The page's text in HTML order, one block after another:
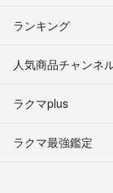
ランキング
人気商品チャンネ
ラクマplus
ラクマ最強鑑定